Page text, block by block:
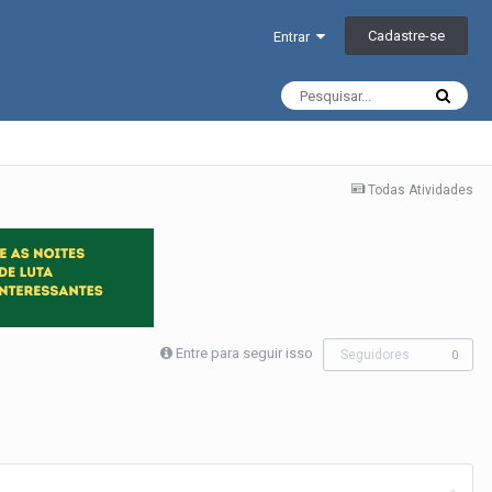
Entrar Cadastre-se
Todas Atividades
Entre para seguir isso Seguidores 0